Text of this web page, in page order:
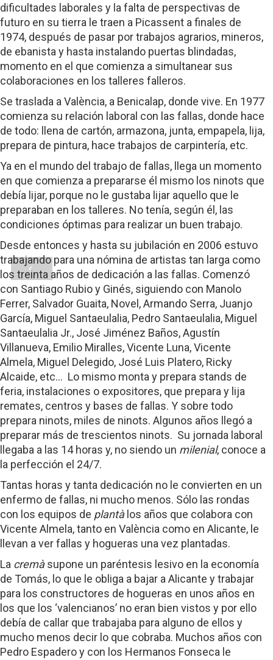
dificultades laborales y la falta de perspectivas de
futuro en su tierra le traen a Picassent a finales de
1974, después de pasar por trabajos agrarios, mineros,
de ebanista y hasta instalando puertas blindadas,
momento en el que comienza a simultanear sus
colaboraciones en los talleres falleros.
Se traslada a València, a Benicalap, donde vive. En 1977
comienza su relación laboral con las fallas, donde hace
de todo: llena de cartón, armazona, junta, empapela, lija,
prepara de pintura, hace trabajos de carpintería, etc.
Ya en el mundo del trabajo de fallas, llega un momento
en que comienza a prepararse él mismo los ninots que
debía lijar, porque no le gustaba lijar aquello que le
preparaban en los talleres. No tenía, según él, las
condiciones óptimas para realizar un buen trabajo.
Desde entonces y hasta su jubilación en 2006 estuvo
trabajando para una nómina de artistas tan larga como
los treinta años de dedicación a las fallas. Comenzó
con Santiago Rubio y Ginés, siguiendo con Manolo
Ferrer, Salvador Guaita, Novel, Armando Serra, Juanjo
García, Miguel Santaeulalia, Pedro Santaeulalia, Miguel
Santaeulalia Jr., José Jiménez Baños, Agustín
Villanueva, Emilio Miralles, Vicente Luna, Vicente
Almela, Miguel Delegido, José Luis Platero, Ricky
Alcaide, etc… Lo mismo monta y prepara stands de
feria, instalaciones o expositores, que prepara y lija
remates, centros y bases de fallas. Y sobre todo
prepara ninots, miles de ninots. Algunos años llegó a
preparar más de trescientos ninots. Su jornada laboral
llegaba a las 14 horas y, no siendo un milenial, conoce a
la perfección el 24/7.
Tantas horas y tanta dedicación no le convierten en un
enfermo de fallas, ni mucho menos. Sólo las rondas
con los equipos de plantàlos años que colabora con
Vicente Almela, tanto en València como en Alicante, le
llevan a ver fallas y hogueras una vez plantadas.
La cremàsupone un paréntesis lesivo en la economía
de Tomás, lo que le obliga a bajar a Alicante y trabajar
para los constructores de hogueras en unos años en
los que los ‘valencianos’ no eran bien vistos y por ello
debía de callar que trabajaba para alguno de ellos y
mucho menos decir lo que cobraba. Muchos años con
Pedro Espadero y con los Hermanos Fonseca le